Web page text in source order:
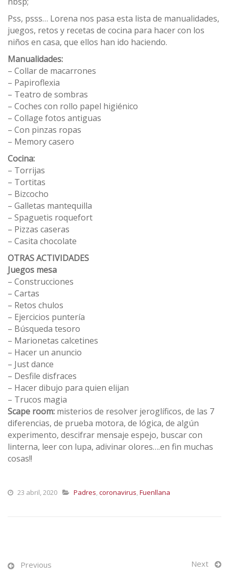
Pss, psss… Lorena nos pasa esta lista de manualidades,
juegos, retos y recetas de cocina para hacer con los
niños en casa, que ellos han ido haciendo.
Manualidades:
– Collar de macarrones
– Papiroflexia
– Teatro de sombras
– Coches con rollo papel higiénico
– Collage fotos antiguas
– Con pinzas ropas
– Memory casero
Cocina:
– Torrijas
– Tortitas
– Bizcocho
– Galletas mantequilla
– Spaguetis roquefort
– Pizzas caseras
– Casita chocolate
OTRAS ACTIVIDADES
Juegos mesa
– Construcciones
– Cartas
– Retos chulos
– Ejercicios puntería
– Búsqueda tesoro
– Marionetas calcetines
– Hacer un anuncio
– Just dance
– Desfile disfraces
– Hacer dibujo para quien elijan
– Trucos magia
Scape room: misterios de resolver jeroglíficos, de las 7
diferencias, de prueba motora, de lógica, de algún
experimento, descifrar mensaje espejo, buscar con
linterna, leer con lupa, adivinar olores….en fin muchas
cosas!!
23 abril, 2020 Padres, coronavirus, Fuenllana
Previous Next